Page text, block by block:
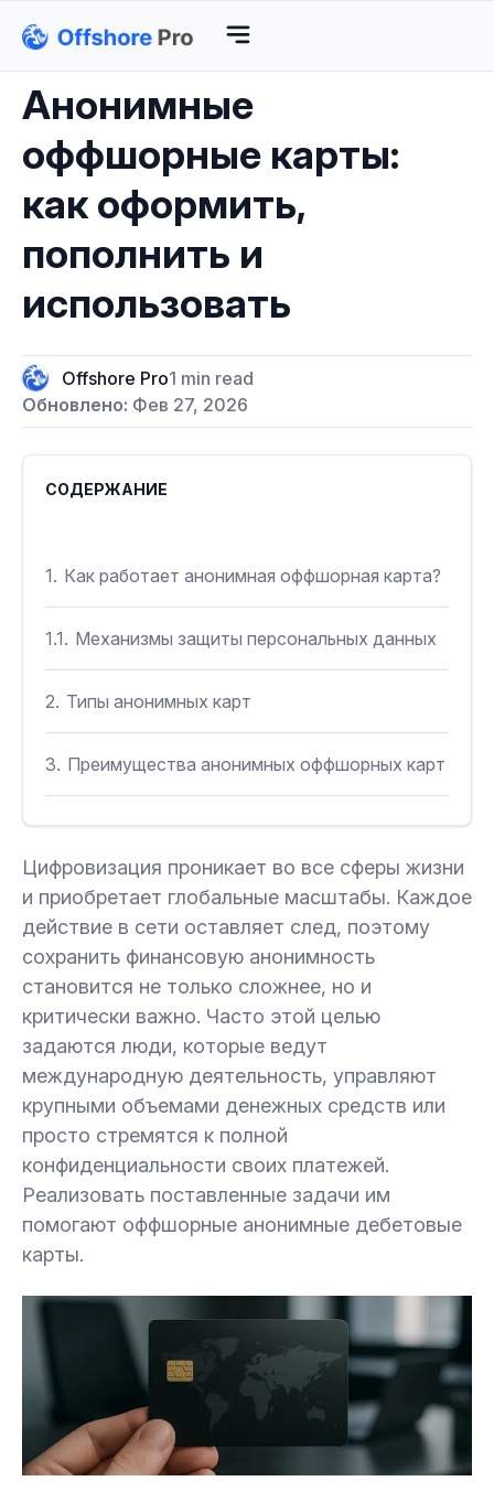
Анонимные
оффшорные карты:
как оформить,
пополнить и
использовать
Offshore Pro1 min read
Обновлено: Фев 27, 2026
СОДЕРЖАНИЕ
1. Как работает анонимная оффшорная карта?
1.1. Механизмы защиты персональных данных
2. Типы анонимных карт
3. Преимущества анонимных оффшорных карт
4. Как оформить анонимную оффшорную
5.
Как пополнять анонимную оффшорную
Какие анонимные карты предлагает наша
Анонимная карта Diners Club
6.2. Анонимная карта UnionPay в USD
7. Альтернативы анонимным оффшорным
картам
Риски и ограничения анонимных карт
Заключение
Цифровизация проникает во все сферы жизни
и приобретает глобальные масштабы. Каждое
действие в сети оставляет след, поэтому
сохранить финансовую анонимность
становится не только сложнее, но и
критически важно. Часто этой целью
задаются люди, которые ведут
международную деятельность, управляют
крупными объемами денежных средств или
просто стремятся к полной
конфиденциальности своих платежей.
Реализовать поставленные задачи им
помогают оффшорные анонимные дебетовые
карты.